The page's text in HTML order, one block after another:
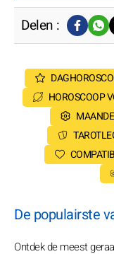
Delen :
HOROSCOOP
De populairste
Ontdek de meest